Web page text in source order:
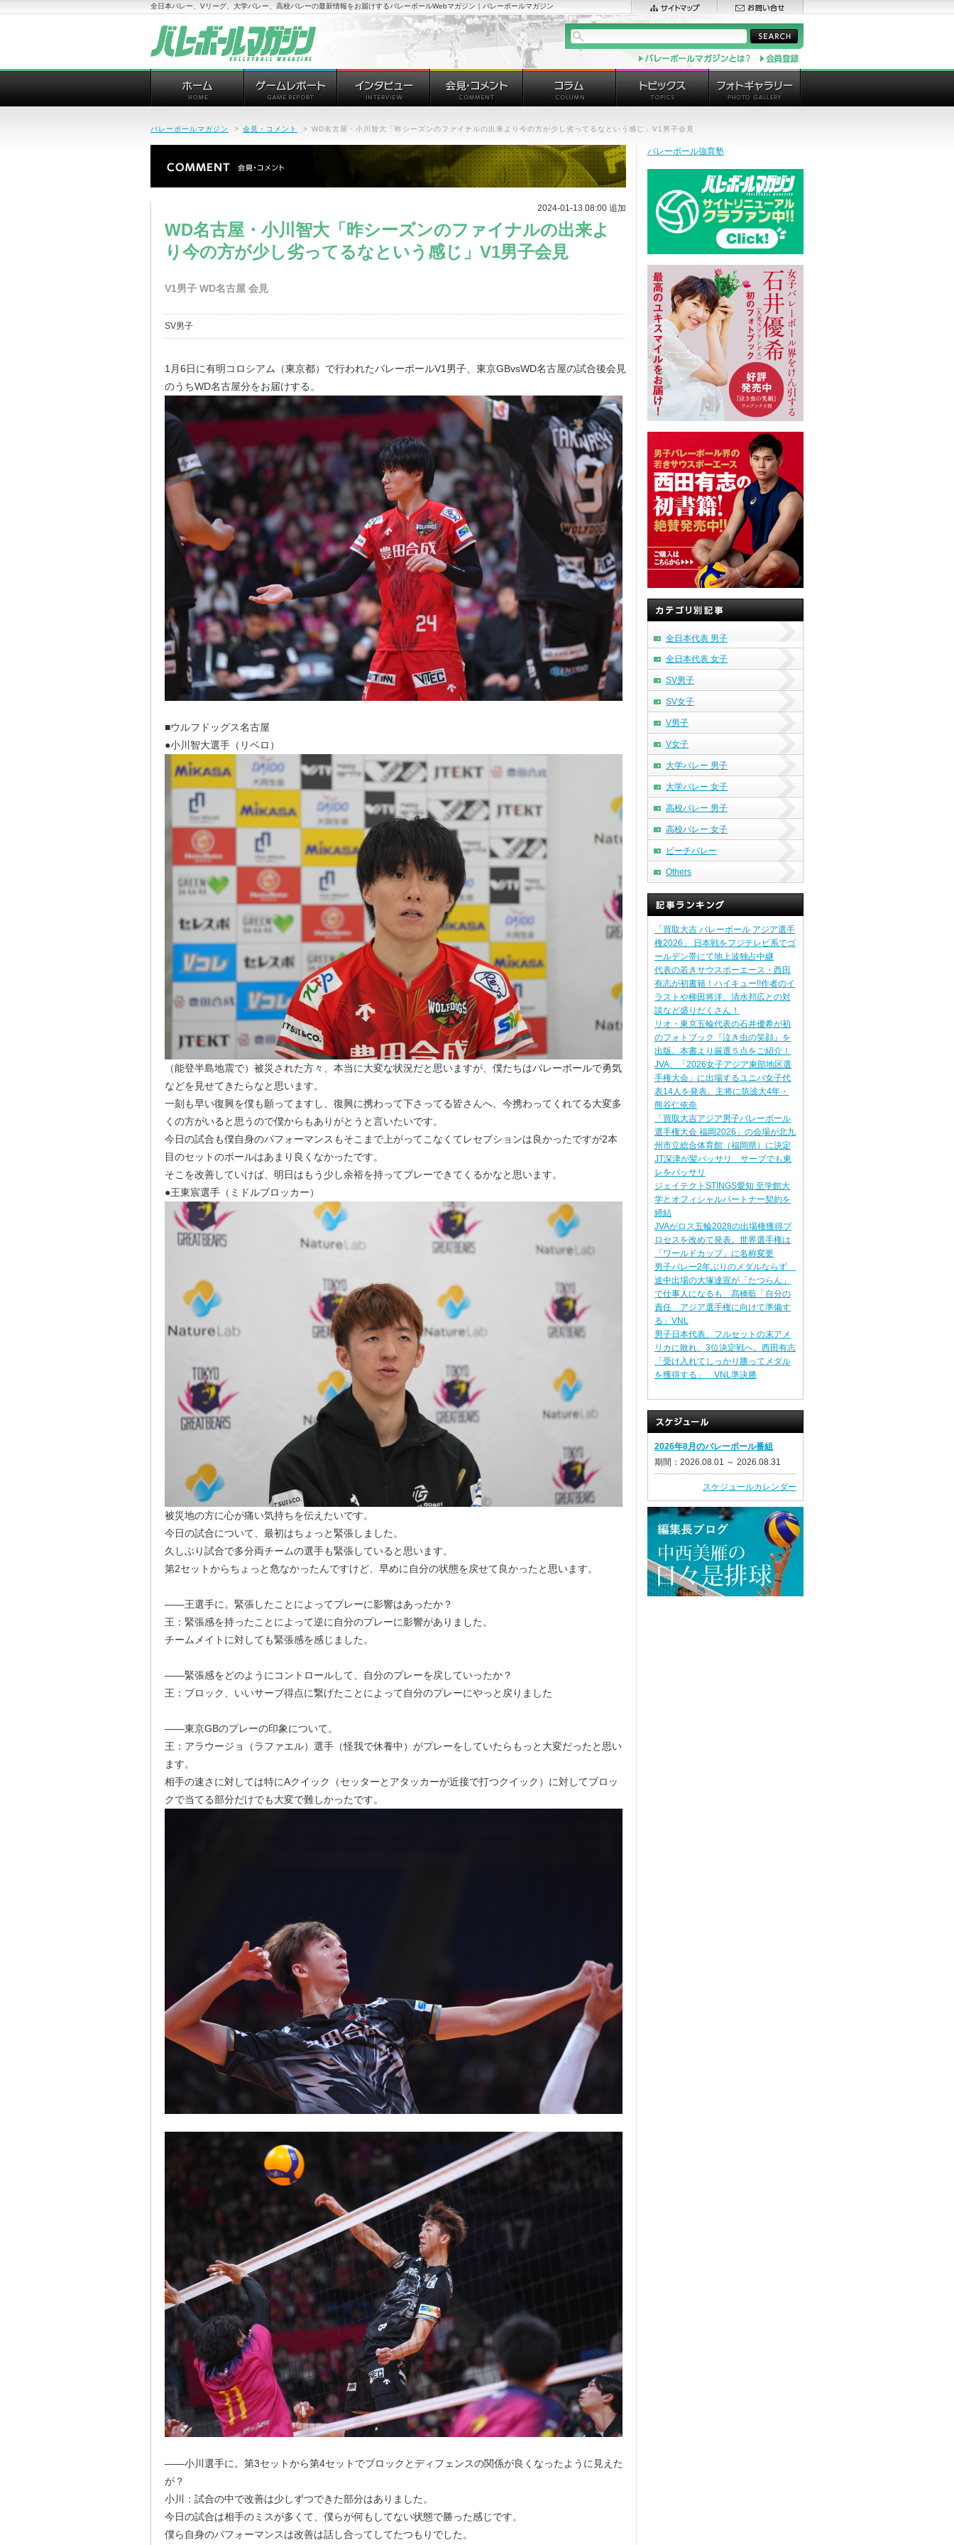
全日本バレー、Vリーグ、大学バレー、高校バレーの最新情報をお届けするバレーボールWebマガジン｜バレーボールマガジン
バレーボールマガジン > 会見・コメント > WD名古屋・小川智大「昨シーズンのファイナルの出来より今の方が少し劣ってるなという感じ」V1男子会見
2024-01-13 08:00 追加
WD名古屋・小川智大「昨シーズンのファイナルの出来よ
り今の方が少し劣ってるなという感じ」V1男子会見
V1男子 WD名古屋 会見
SV男子
1月6日に有明コロシアム（東京都）で行われたバレーボールV1男子、東京GBvsWD名古屋の試合後会見
のうちWD名古屋分をお届けする。
■ウルフドッグス名古屋
●小川智大選手（リベロ）
（能登半島地震で）被災された方々、本当に大変な状況だと思いますが、僕たちはバレーボールで勇気
などを見せてきたらなと思います。
一刻も早い復興を僕も願ってますし、復興に携わって下さってる皆さんへ、今携わってくれてる大変多
くの方がいると思うので僕からもありがとうと言いたいです。
今日の試合も僕自身のパフォーマンスもそこまで上がってこなくてレセプションは良かったですが2本
目のセットのボールはあまり良くなかったです。
そこを改善していけば、明日はもう少し余裕を持ってプレーできてくるかなと思います。
●王東宸選手（ミドルブロッカー）
被災地の方に心が痛い気持ちを伝えたいです。
今日の試合について、最初はちょっと緊張しました。
久しぶり試合で多分両チームの選手も緊張していると思います。
第2セットからちょっと危なかったんですけど、早めに自分の状態を戻せて良かったと思います。
――王選手に。緊張したことによってプレーに影響はあったか？
王：緊張感を持ったことによって逆に自分のプレーに影響がありました。
チームメイトに対しても緊張感を感じました。
――緊張感をどのようにコントロールして、自分のプレーを戻していったか？
王：ブロック、いいサーブ得点に繋げたことによって自分のプレーにやっと戻りました
――東京GBのプレーの印象について。
王：アラウージョ（ラファエル）選手（怪我で休養中）がプレーをしていたらもっと大変だったと思い
ます。
相手の速さに対しては特にAクイック（セッターとアタッカーが近接で打つクイック）に対してブロッ
クで当てる部分だけでも大変で難しかったです。
――小川選手に。第3セットから第4セットでブロックとディフェンスの関係が良くなったように見えた
が？
小川：試合の中で改善は少しずつできた部分はありました。
今日の試合は相手のミスが多くて、僕らが何もしてない状態で勝った感じです。
僕ら自身のパフォーマンスは改善は話し合ってしてたつもりでした。
バレーボール強育塾
全日本代表 男子
全日本代表 女子
SV男子
SV女子
V男子
V女子
大学バレー 男子
大学バレー 女子
高校バレー 男子
高校バレー 女子
ビーチバレー
Others
「買取大吉 バレーボール アジア選手
権2026」 日本戦をフジテレビ系でゴ
ールデン帯にて地上波独占中継
代表の若きサウスポーエース・西田
有志が初書籍！ハイキュー!!作者のイ
ラストや柳田将洋、清水邦広との対
談など盛りだくさん！
リオ・東京五輪代表の石井優希が初
のフォトブック『泣き虫の笑顔』を
出版。本書より厳選５点をご紹介！
JVA、「2026女子アジア東部地区選
手権大会」に出場するユニバ女子代
表14人を発表。主将に筑波大4年・
熊谷仁依奈
「買取大吉アジア男子バレーボール
選手権大会 福岡2026」の会場が北九
州市立総合体育館（福岡県）に決定
JT深津が髪バッサリ サーブでも東
レをバッサリ
ジェイテクトSTINGS愛知 至学館大
学とオフィシャルパートナー契約を
締結
JVAがロス五輪2028の出場権獲得プ
ロセスを改めて発表。世界選手権は
「ワールドカップ」に名称変更
男子バレー2年ぶりのメダルならず
途中出場の大塚達宣が「たつらん」
で仕事人になるも 髙橋藍「自分の
責任 アジア選手権に向けて準備す
る」VNL
男子日本代表、フルセットの末アメ
リカに敗れ、3位決定戦へ。西田有志
「受け入れてしっかり勝ってメダル
を獲得する」 VNL準決勝
2026年8月のバレーボール番組
期間：2026.08.01 ～ 2026.08.31
スケジュールカレンダー